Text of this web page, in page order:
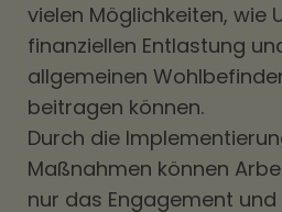
vielen Möglichkeiten, wie
finanziellen Entlastung
allgemeinen
beitragen können.
Durch die
Maßnahmen können
nur das Engagement